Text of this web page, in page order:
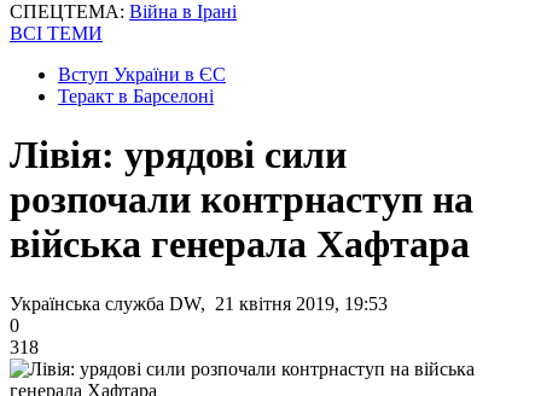
СПЕЦТЕМА: Війна в Ірані
ВСІ ТЕМИ
Вступ України в ЄС
Теракт в Барселоні
Лівія: урядові сили
розпочали контрнаступ на
війська генерала Хафтара
Українська служба DW, 21 квітня 2019, 19:53
0
318